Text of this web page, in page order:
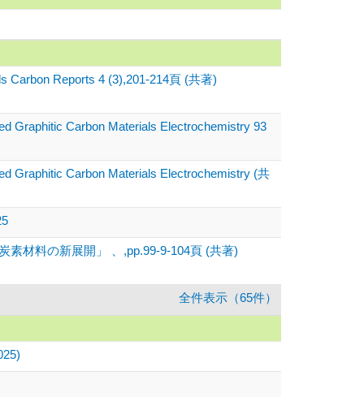
Carbon Reports 4 (3),201-214頁 (共著)
Graphitic Carbon Materials Electrochemistry 93
Graphitic Carbon Materials Electrochemistry (共
素材料の新展開」 、,pp.99-9-104頁 (共著)
全件表示（65件）